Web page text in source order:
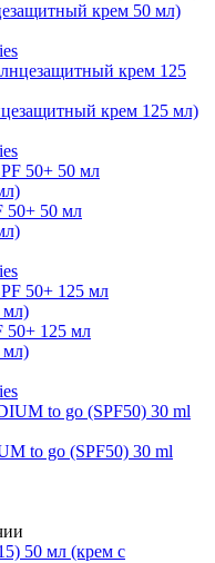
крем 50 мл)
крем 125 мл)
50+ 50 мл
125 мл
мл)
to go (SPF50) 30 ml